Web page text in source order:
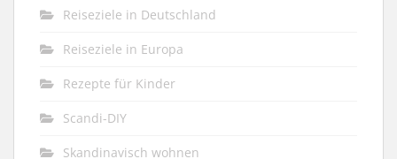
Reiseziele in Deutschland
Reiseziele in Europa
Rezepte für Kinder
Scandi-DIY
Skandinavisch wohnen